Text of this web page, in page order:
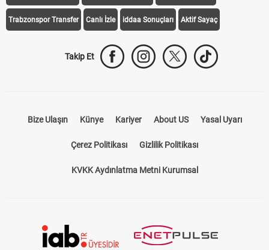
Trabzonspor Transfer Canlı İzle iddaa Sonuçları Aktif Sayaç
Takip Et
Bize Ulaşın Künye Kariyer About US Yasal Uyarı
Çerez Politikası Gizlilik Politikası
KVKK Aydınlatma Metni Kurumsal